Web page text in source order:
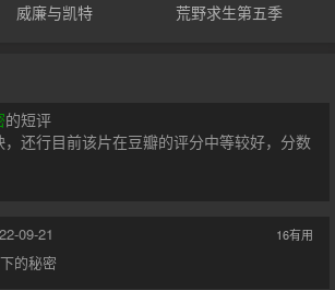
威廉与凯特 荒野求生第五季
的短评
，还行目前该片在豆瓣的评分中等较好，分数
16有用
09-21
的秘密